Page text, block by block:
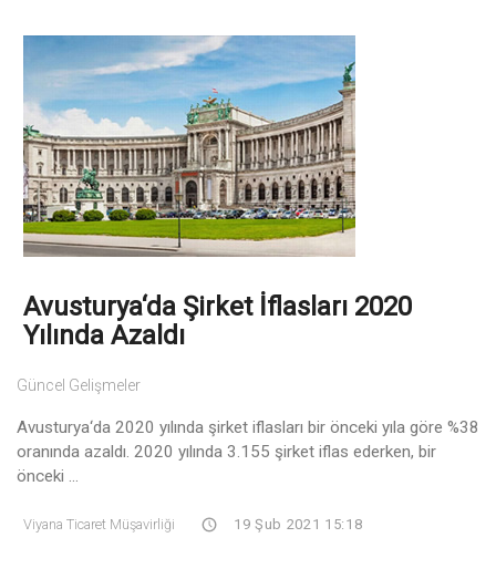
Avusturya‘da Şirket İflasları 2020
Yılında Azaldı
Güncel Gelişmeler
Avusturya‘da 2020 yılında şirket iflasları bir önceki yıla göre %38
oranında azaldı. 2020 yılında 3.155 şirket iflas ederken, bir
önceki ...
Viyana Ticaret Müşavirliği 19 Şub 2021 15:18